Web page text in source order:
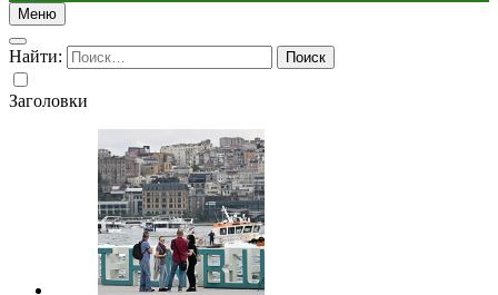
Меню
Найти:
Заголовки